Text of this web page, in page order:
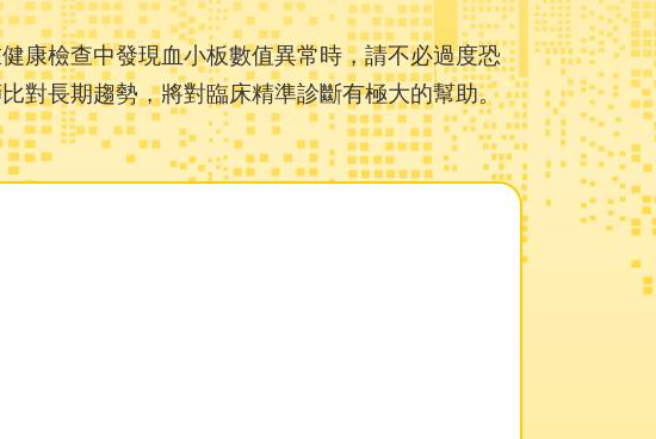
康檢查中發現血小板數值異常時，請不必過度恐
對長期趨勢，將對臨床精準診斷有極大的幫助。